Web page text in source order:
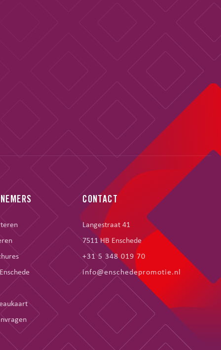
CONTACT
Langestraat 41
7511 HB Enschede
+31 5 348 019 70
info@enschedepromotie.nl